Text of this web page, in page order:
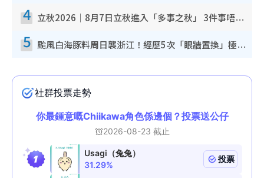
4 立秋2026｜8月7日立秋進入「多事之秋」 3件事唔做得！專家教6招開運 清枱頭／銀包納氣接好運
5 颱風白海豚料周日襲浙江！經歷5次「眼牆置換」極罕見 成登陸內地最長途颱風